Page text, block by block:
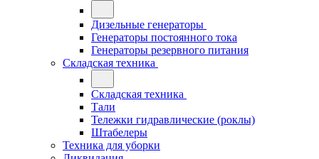
Дизельные генераторы
Генераторы постоянного тока
Генераторы резервного питания
Складская техника
Складская техника
Тали
Тележки гидравлические (роклы)
Штабелеры
Техника для уборки